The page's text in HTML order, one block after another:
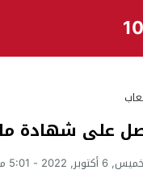
على شهادة
أكتوبر, 2022 - 5:01 مساءً